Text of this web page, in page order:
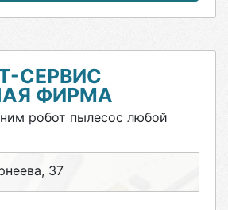
СЕРВИС
ФИРМА
робот пылесос любой
37